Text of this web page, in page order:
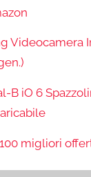
Videocamera
B iO 6
migliori